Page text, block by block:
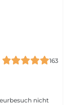
163
nicht